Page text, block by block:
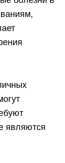
являются